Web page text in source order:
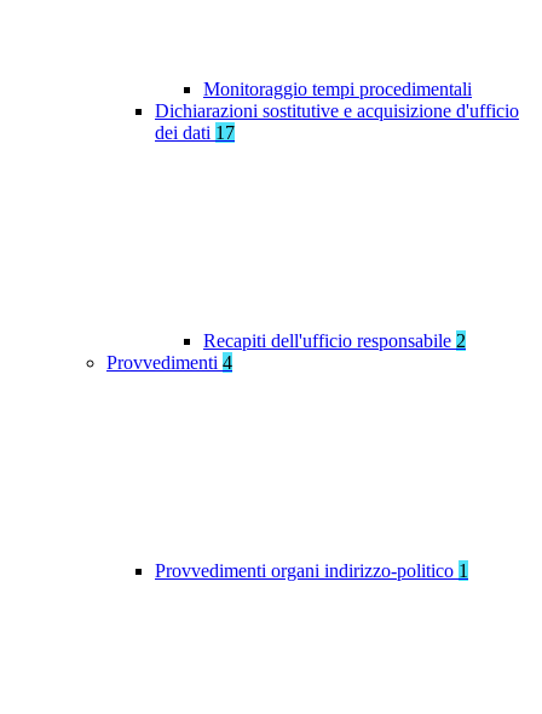
Monitoraggio tempi procedimentali
Dichiarazioni sostitutive e acquisizione d'ufficio
dei dati 17
Recapiti dell'ufficio responsabile 2
Provvedimenti 4
Provvedimenti organi indirizzo-politico 1